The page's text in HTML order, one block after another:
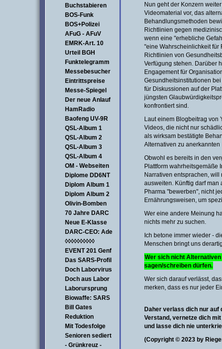
Buchstabieren
BOS-Funk
BOS+Polizei
AFuG - AFuV
EMRK-Art. 10
Urteil BGH
Funktelegramm
Messebesucher
Eintrittspreise
Messe-Spiegel
Der neue Anlauf
HamRadio
Baofeng UV-9R
QSL-Album 1
QSL-Album 2
QSL-Album 3
QSL-Album 4
OM - Webseiten
Diplome DD6NT
Diplom Album 1
Diplom Album 2
Olivin-Bomben
70 Jahre DARC
Neue E-Klasse
DARC-CEO: Ade
◊◊◊◊◊◊◊◊◊◊
EVENT 201 Genf
Das SARS-Profil
Doch Laborvirus
Doch aus Labor
Laborursprung
Biowaffe: SARS
Bill Gates
Reduktion
Mit Todesfolge
Senioren sediert
- Grünkreuz -
Nun geht der Konzern
Videomaterial vor, das
Behandlungsmethoden
Richtlinien gegen
wenn eine "erhebliche
"eine Wahrscheinlichkeit für
Richtlinien von
Verfügung stehen. Darüber
Engagement für
Gesundheitsinstitutionen
für Diskussionen auf der
jüngsten
konfrontiert sind.
Laut einem Blogbeitrag von
Videos, die nicht nur
als wirksam bestätigte
Alternativen zu
Obwohl es bereits in den
Plattform wahrheitsgemäße
Narrativen entsprachen,
ausweiten. Künftig darf man
Pharma "bewerben", nicht
Ernährungsweisen, um
Wer eine andere Meinung
nichts mehr zu suchen.
Ich betone immer wieder -
Menschen bringt uns
Wer sich nicht
sagen/schreiben dürfen.
Wer sich darauf verlässt,
merken, dass es nur jeder
Daher verlass dich nur auf
Verstand, vernetze dich
und lasse dich nie
(Copyright © 2023 by